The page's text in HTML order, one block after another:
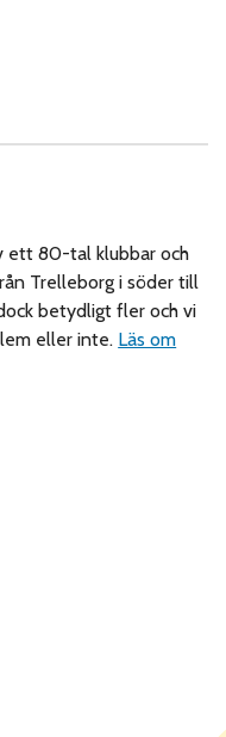
ett 80-tal klubbar och
Trelleborg i söder till
betydligt fler och vi
eller inte. Läs om